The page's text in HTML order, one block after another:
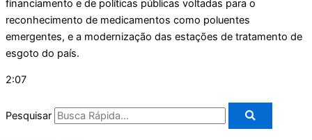
financiamento e de políticas públicas voltadas para o
reconhecimento de medicamentos como poluentes
emergentes, e a modernização das estações de tratamento de
esgoto do país.
2:07
Pesquisar